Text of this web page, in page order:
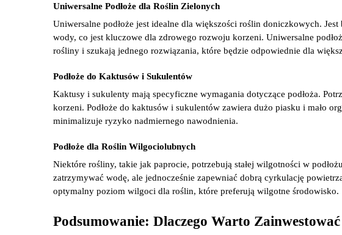
Uniwersalne Podłoże dla Roślin Zielonych
Uniwersalne podłoże jest idealne dla większości roślin doniczkowych.
wody, co jest kluczowe dla zdrowego rozwoju korzeni. Uniwersalne
rośliny i szukają jednego rozwiązania, które będzie odpowiednie dla
Podłoże do Kaktusów i Sukulentów
Kaktusy i sukulenty mają specyficzne wymagania dotyczące podłoża.
korzeni. Podłoże do kaktusów i sukulentów zawiera dużo piasku i mało
minimalizuje ryzyko nadmiernego nawodnienia.
Podłoże dla Roślin Wilgociolubnych
Niektóre rośliny, takie jak paprocie, potrzebują stałej wilgotności w
zatrzymywać wodę, ale jednocześnie zapewniać dobrą cyrkulację
optymalny poziom wilgoci dla roślin, które preferują wilgotne środowisko.
Podsumowanie: Dlaczego Warto